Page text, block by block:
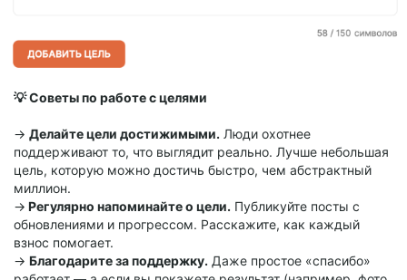
💡 Советы по работе с целями
→ Делайте цели достижимыми. Люди охотнее
поддерживают то, что выглядит реально. Лучше небольшая
цель, которую можно достичь быстро, чем абстрактный
миллион.
→ Регулярно напоминайте о цели. Публикуйте посты с
обновлениями и прогрессом. Расскажите, как каждый
взнос помогает.
→ Благодарите за поддержку. Даже простое «спасибо»